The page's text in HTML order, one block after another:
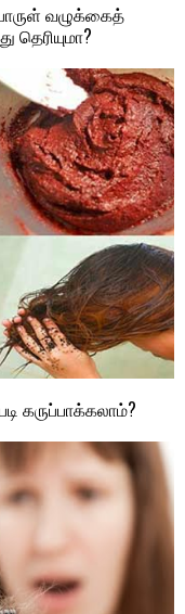
வழுக்கைத்
தெரியுமா?
கருப்பாக்கலாம்?